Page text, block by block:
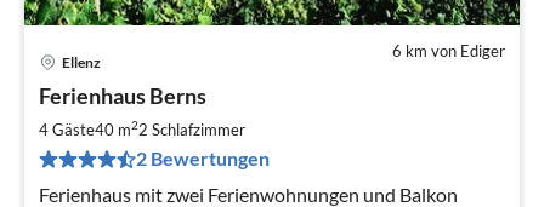
6 km von Ediger
Ellenz
Ferienhaus Berns
4 Gäste40 m22 Schlafzimmer
2 Bewertungen
Ferienhaus mit zwei Ferienwohnungen und Balkon